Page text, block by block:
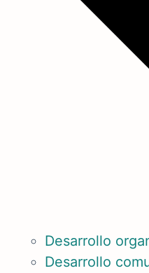
Desarrollo
Desarrollo